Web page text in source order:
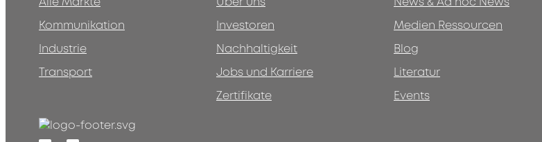
Kommunikation
Industrie
Transport
Investoren
Nachhaltigkeit
Jobs und Karriere
Zertifikate
Medien Ressourcen
Blog
Literatur
Events